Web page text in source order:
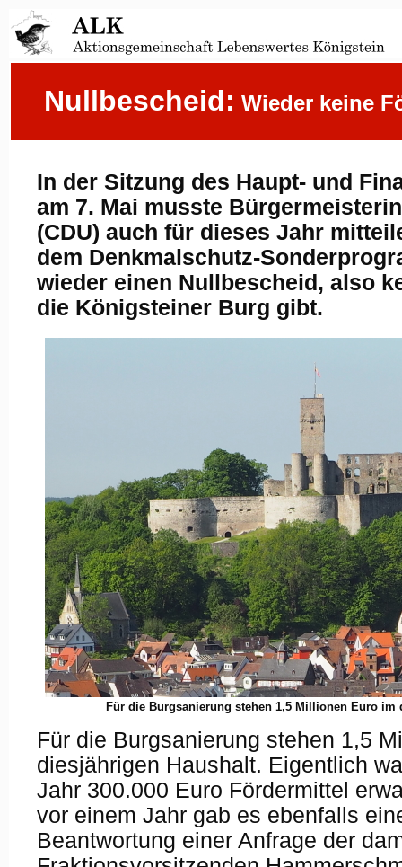
Nullbescheid: Wieder keine
In der Sitzung des Haupt- und
am 7. Mai musste
(CDU) auch für dieses Jahr
dem Denkmalschutz-
wieder einen Nullbescheid, also
die Königsteiner Burg gibt.
Für die Burgsanierung stehen 1,5 Millionen Euro im
Für die Burgsanierung stehen 1,5
diesjährigen Haushalt. Eigentlich
Jahr 300.000 Euro Fördermittel
vor einem Jahr gab es ebenfalls
Beantwortung einer Anfrage der